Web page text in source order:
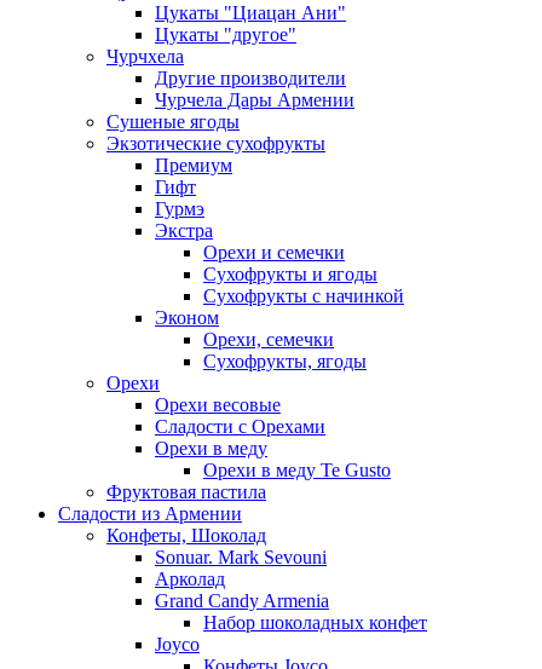
Цукаты "Циацан Ани"
Цукаты "другое"
Чурчхела
Другие производители
Чурчела Дары Армении
Сушеные ягоды
Экзотические сухофрукты
Премиум
Гифт
Гурмэ
Экстра
Орехи и семечки
Сухофрукты и ягоды
Сухофрукты с начинкой
Эконом
Орехи, семечки
Сухофрукты, ягоды
Орехи
Орехи весовые
Сладости с Орехами
Орехи в меду
Орехи в меду Te Gusto
Фруктовая пастила
Сладости из Армении
Конфеты, Шоколад
Sonuar. Mark Sevouni
Арколад
Grand Candy Armenia
Набор шоколадных конфет
Joyco